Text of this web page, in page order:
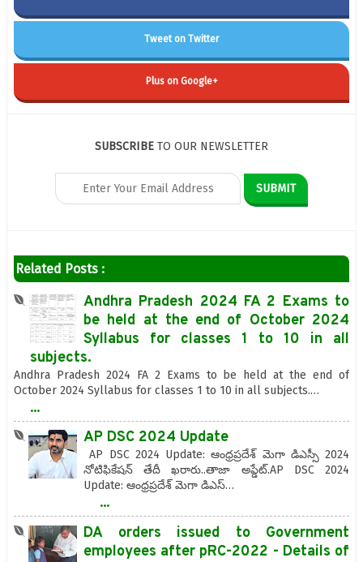
Tweet on Twitter
Plus on Google+
SUBSCRIBE TO OUR NEWSLETTER
Related Posts :
Andhra Pradesh 2024 FA 2 Exams to
be held at the end of October 2024
Syllabus for classes 1 to 10 in all
subjects.
Andhra Pradesh 2024 FA 2 Exams to be held at the end of
October 2024 Syllabus for classes 1 to 10 in all subjects.…
...
AP DSC 2024 Update
AP DSC 2024 Update: ఆంధ్రప్రదేశ్‌ మెగా డిఎస్సీ 2024
నోటిఫికేషన్‌ తేదీ ఖరారు..తాజా అప్డేట్.AP DSC 2024
Update: ఆంధ్రప్రదేశ్‌ మెగా డిఎస్…
...
DA orders issued to Government
employees after pRC-2022 - Details of